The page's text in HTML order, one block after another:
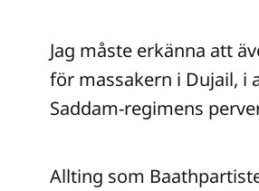
Jag måste erkänna att
för massakern i Dujail, i
Saddam-regimens
Allting som